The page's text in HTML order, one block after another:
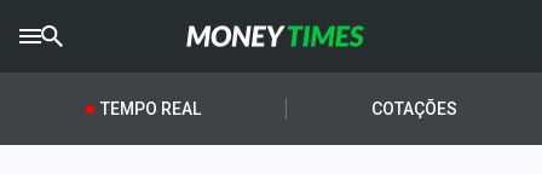
CRYPTOTIMES
AGROTIMES
TEMPO REAL COTAÇÕES